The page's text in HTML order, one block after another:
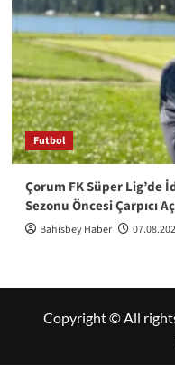
Futbol
Çorum FK Süper Lig’de
Sezonu Öncesi Çarpıcı
Bahisbey Haber
Copyright © All